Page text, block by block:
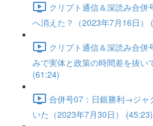
クリプト通信＆深読み合併
へ消えた？（2023年7月16日）
クリプト通信＆深読み合併
みで実体と政策の時間差を抜い
(61:24)
合併号07：日銀勝利→ジャ
いた（2023年7月30日） (45:23)